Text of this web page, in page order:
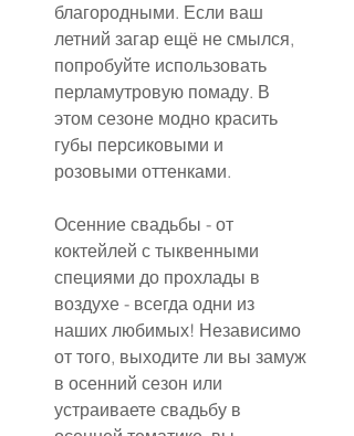
благородными. Если ваш
летний загар ещё не смылся,
попробуйте использовать
перламутровую помаду. В
этом сезоне модно красить
губы персиковыми и
розовыми оттенками.
Осенние свадьбы - от
коктейлей с тыквенными
специями до прохлады в
воздухе - всегда одни из
наших любимых! Независимо
от того, выходите ли вы замуж
в осенний сезон или
устраиваете свадьбу в